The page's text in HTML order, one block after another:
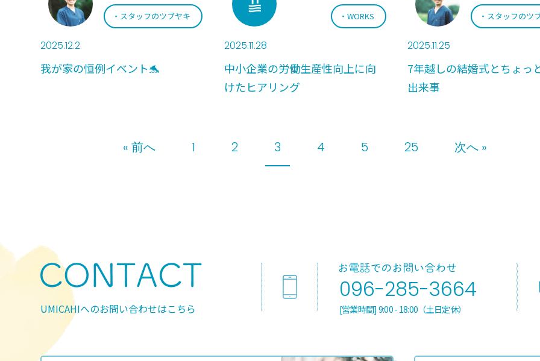
スタッフのツブヤキ
2025.12.2
我が家の恒例イベント🐬
WORKS
2025.11.28
中小企業の労働生産性向上に向
けたヒアリング
スタッフのツ
2025.11.25
7年越しの結婚式とちょっ
出来事
« 前へ 1 2 3 4 5 25 次へ »
UMICAHIへのお問い合わせはこちら
096-285-3664
[営業時間] 9:00 - 18:00（土日定休）